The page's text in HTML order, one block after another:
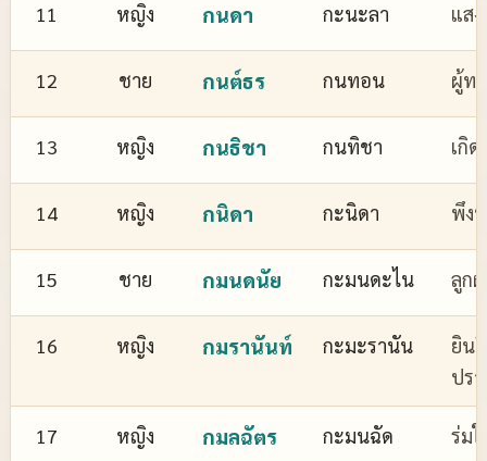
11 หญิง กนดา กะนะลา แสง
12 ชาย กนต์ธร กนทอน ผู้ท
13 หญิง กนธิชา กนทิชา เกิด
14 หญิง กนิดา กะนิดา พึง
15 ชาย กมนดนัย กะมนดะไน ลูก
16 หญิง กมรานันท์ กะมะรานัน
ยิน
ปร
17 หญิง กมลฉัตร กะมนฉัด ร่มใ